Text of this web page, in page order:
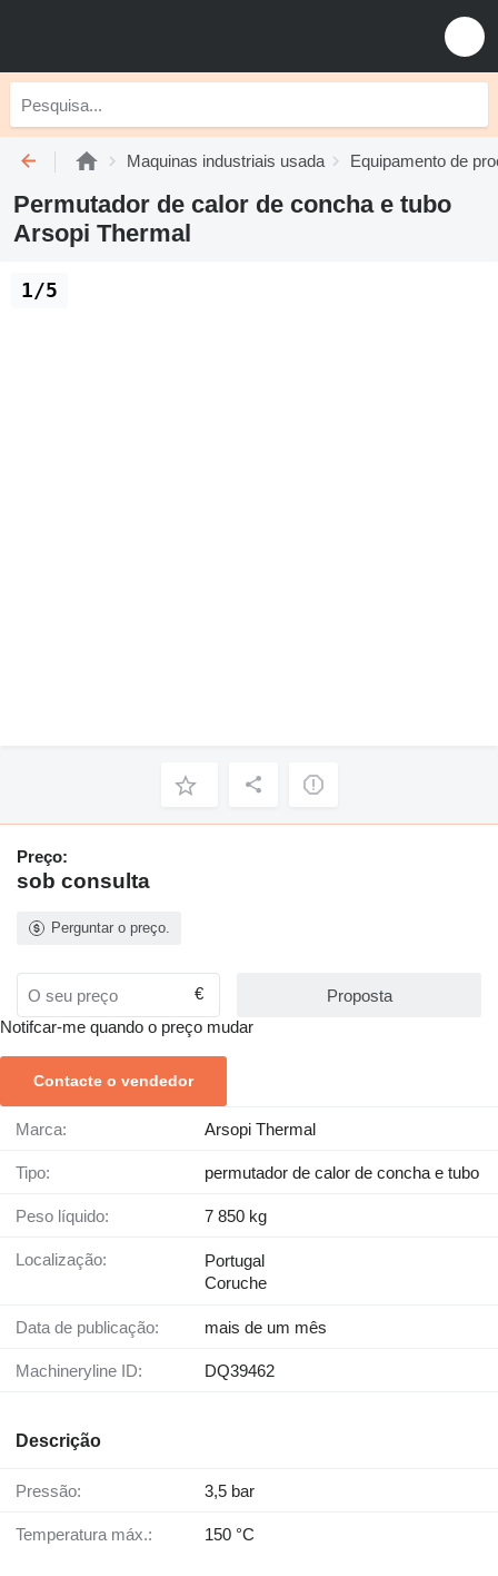
Maquinas industriais usada Equipamento de
Permutador de calor de concha e tubo
Arsopi Thermal
1/5
Preço:
sob consulta
Perguntar o preço.
€
Proposta
Notifcar-me quando o preço mudar
Contacte o vendedor
Marca: Arsopi Thermal
Tipo: permutador de calor de concha e tubo
Peso líquido: 7 850 kg
Localização:
Portugal
Coruche
Data de publicação: mais de um mês
Machineryline ID: DQ39462
Descrição
Pressão: 3,5 bar
Temperatura máx.: 150 °C